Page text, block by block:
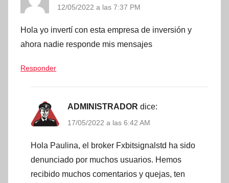
12/05/2022 a las 7:37 PM
Hola yo invertí con esta empresa de inversión y
ahora nadie responde mis mensajes
Responder
ADMINISTRADOR dice:
17/05/2022 a las 6:42 AM
Hola Paulina, el broker Fxbitsignalstd ha sido
denunciado por muchos usuarios. Hemos
recibido muchos comentarios y quejas, ten